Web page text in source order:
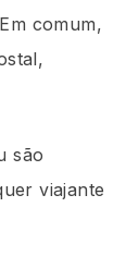
comum,
são
viajante